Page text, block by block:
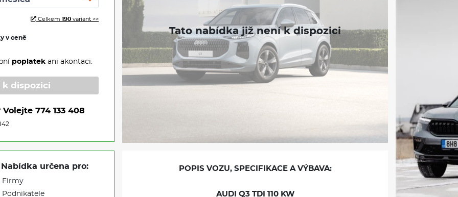
Celkem 190 variant >>
v ceně
poplatekani akontaci.
k dispozici
Volejte 774 133 408
Nabídka určena pro:
Firmy
Podnikatele
POPIS VOZU, SPECIFIKACE A VÝBAVA:
AUDI Q3 TDI 110 KW